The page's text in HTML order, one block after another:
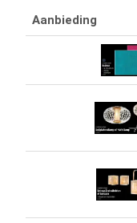
Aanbieding